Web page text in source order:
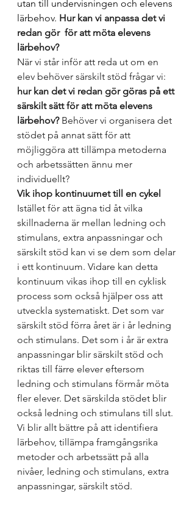
utan till undervisningen och elevens
lärbehov. Hur kan vi anpassa det vi
redan gör för att möta elevens
lärbehov?
När vi står inför att reda ut om en
elev behöver särskilt stöd frågar vi:
hur kan det vi redan gör göras på ett
särskilt sätt för att möta elevens
lärbehov? Behöver vi organisera det
stödet på annat sätt för att
möjliggöra att tillämpa metoderna
och arbetssätten ännu mer
individuellt?
Vik ihop kontinuumet till en cykel
Istället för att ägna tid åt vilka
skillnaderna är mellan ledning och
stimulans, extra anpassningar och
särskilt stöd kan vi se dem som delar
i ett kontinuum. Vidare kan detta
kontinuum vikas ihop till en cyklisk
process som också hjälper oss att
utveckla systematiskt. Det som var
särskilt stöd förra året är i år ledning
och stimulans. Det som i år är extra
anpassningar blir särskilt stöd och
riktas till färre elever eftersom
ledning och stimulans förmår möta
fler elever. Det särskilda stödet blir
också ledning och stimulans till slut.
Vi blir allt bättre på att identifiera
lärbehov, tillämpa framgångsrika
metoder och arbetssätt på alla
nivåer, ledning och stimulans, extra
anpassningar, särskil t stöd.